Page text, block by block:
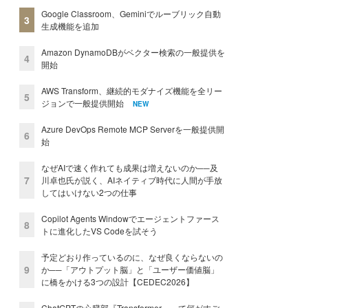
3
Google Classroom、Geminiでルーブリック自動
生成機能を追加
4
Amazon DynamoDBがベクター検索の一般提供を
開始
5
AWS Transform、継続的モダナイズ機能を全リー
ジョンで一般提供開始
NEW
6
Azure DevOps Remote MCP Serverを一般提供開
始
7
なぜAIで速く作れても成果は増えないのか──及
川卓也氏が説く、AIネイティブ時代に人間が手放
してはいけない2つの仕事
8
Copilot Agents Windowでエージェントファース
トに進化したVS Codeを試そう
9
予定どおり作っているのに、なぜ良くならないの
か──「アウトプット脳」と「ユーザー価値脳」
に橋をかける3つの設計【CEDEC2026】